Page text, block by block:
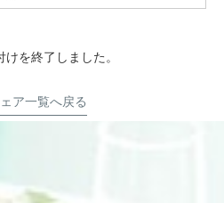
けを終了しました。
ア一覧へ戻る